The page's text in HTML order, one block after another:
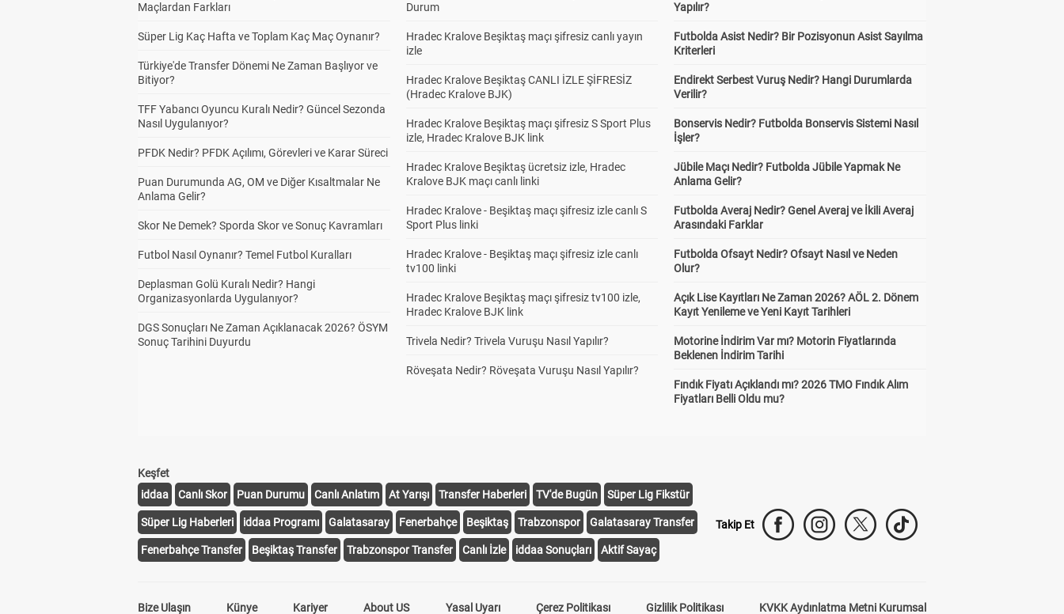
Maçlardan Farkları
Süper Lig Kaç Hafta ve Toplam Kaç Maç Oynanır?
Türkiye'de Transfer Dönemi Ne Zaman Başlıyor ve
Bitiyor?
TFF Yabancı Oyuncu Kuralı Nedir? Güncel Sezonda
Nasıl Uygulanıyor?
PFDK Nedir? PFDK Açılımı, Görevleri ve Karar Süreci
Puan Durumunda AG, OM ve Diğer Kısaltmalar Ne
Anlama Gelir?
Skor Ne Demek? Sporda Skor ve Sonuç Kavramları
Futbol Nasıl Oynanır? Temel Futbol Kuralları
Deplasman Golü Kuralı Nedir? Hangi
Organizasyonlarda Uygulanıyor?
DGS Sonuçları Ne Zaman Açıklanacak 2026? ÖSYM
Sonuç Tarihini Duyurdu
Durum
Hradec Kralove Beşiktaş maçı şifresiz canlı yayın
izle
Hradec Kralove Beşiktaş CANLI İZLE ŞİFRESİZ
(Hradec Kralove BJK)
Hradec Kralove Beşiktaş maçı şifresiz S Sport Plus
izle, Hradec Kralove BJK link
Hradec Kralove Beşiktaş ücretsiz izle, Hradec
Kralove BJK maçı canlı linki
Hradec Kralove - Beşiktaş maçı şifresiz izle canlı S
Sport Plus linki
Hradec Kralove - Beşiktaş maçı şifresiz izle canlı
tv100 linki
Hradec Kralove Beşiktaş maçı şifresiz tv100 izle,
Hradec Kralove BJK link
Trivela Nedir? Trivela Vuruşu Nasıl Yapılır?
Röveşata Nedir? Röveşata Vuruşu Nasıl Yapılır?
Yapılır?
Futbolda Asist Nedir? Bir Pozisyonun Asist Sayılma
Kriterleri
Endirekt Serbest Vuruş Nedir? Hangi Durumlarda
Verilir?
Bonservis Nedir? Futbolda Bonservis Sistemi Nasıl
İşler?
Jübile Maçı Nedir? Futbolda Jübile Yapmak Ne
Anlama Gelir?
Futbolda Averaj Nedir? Genel Averaj ve İkili Averaj
Arasındaki Farklar
Futbolda Ofsayt Nedir? Ofsayt Nasıl ve Neden
Olur?
Açık Lise Kayıtları Ne Zaman 2026? AÖL 2. Dönem
Kayıt Yenileme ve Yeni Kayıt Tarihleri
Motorine İndirim Var mı? Motorin Fiyatlarında
Beklenen İndirim Tarihi
Fındık Fiyatı Açıklandı mı? 2026 TMO Fındık Alım
Fiyatları Belli Oldu mu?
Keşfet
iddaa
Canlı Skor Puan Durumu Canlı Anlatım At Yarışı Transfer Haberleri TV'de Bugün Süper Lig Fikstür
Süper Lig Haberleri iddaa Programı Galatasaray Fenerbahçe Beşiktaş Trabzonspor Galatasaray Transfer
Fenerbahçe Transfer Beşiktaş Transfer Trabzonspor Transfer Canlı İzle iddaa Sonuçları Aktif Sayaç
Takip Et
Bize Ulaşın Künye Kariyer About US Yasal Uyarı Çerez Politikası Gizlilik Politikası KVKK Aydınlatma Metni Kurumsal